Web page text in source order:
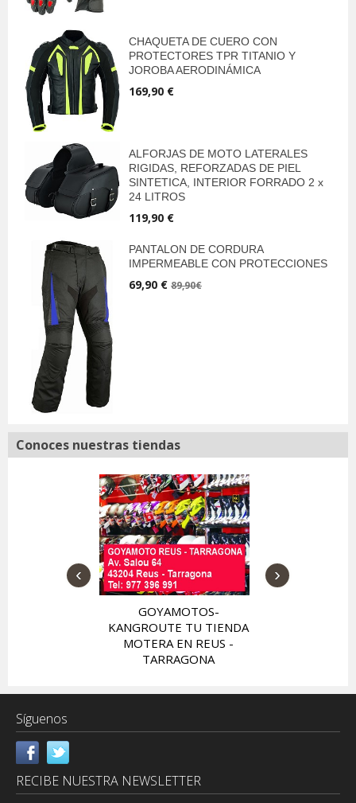
CHAQUETA DE CUERO CON
PROTECTORES TPR TITANIO Y
JOROBA AERODINÁMICA
169,90 €
ALFORJAS DE MOTO LATERALES
RIGIDAS, REFORZADAS DE PIEL
SINTETICA, INTERIOR FORRADO 2 x
24 LITROS
119,90 €
PANTALON DE CORDURA
IMPERMEABLE CON PROTECCIONES
69,90 € 89,90€
Conoces nuestras tiendas
GOYAMOTOS-
KANGROUTE TU TIENDA
MOTERA EN REUS -
TARRAGONA
TIENDA Y
‹ ›
Síguenos
RECIBE NUESTRA NEWSLETTER